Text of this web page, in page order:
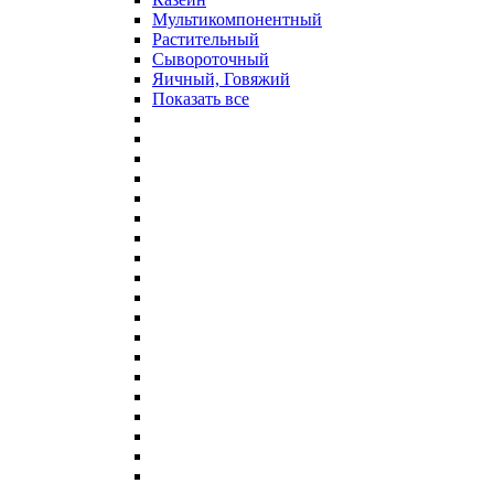
Мультикомпонентный
Растительный
Сывороточный
Яичный, Говяжий
Показать все